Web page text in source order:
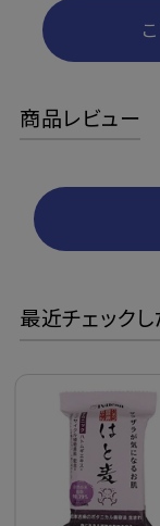
商品レビュー
最近チェック